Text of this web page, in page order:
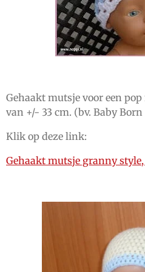
Gehaakt mutsje voor een
van +/- 33 cm. (bv. Baby
Klik op deze link:
Gehaakt mutsje granny